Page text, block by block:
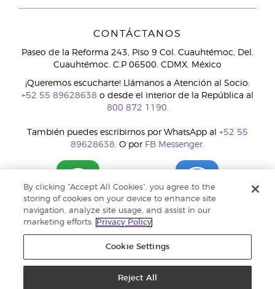
CONTÁCTANOS
Paseo de la Reforma 243, Piso 9 Col. Cuauhtémoc, Del.
Cuauhtémoc. C.P 06500. CDMX. México
¡Queremos escucharte! Llámanos a Atención al Socio:
+52 55 89628638 o desde el interior de la República al
800 872 1190.
También puedes escribirnos por WhatsApp al +52 55
89628638. O por FB Messenger.
By clicking “Accept All Cookies”, you agree to the
storing of cookies on your device to enhance site
navigation, analyze site usage, and assist in our
marketing efforts.
Privacy Policy
Cookie Settings
Reject All